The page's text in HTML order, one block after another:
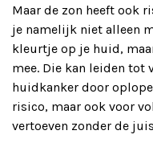
Maar de zon heeft ook
je namelijk niet alleen
kleurtje op je huid,
mee. Die kan leiden tot
huidkanker door
risico, maar ook voor
vertoeven zonder de